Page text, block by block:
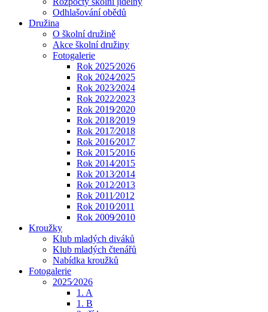
Odhlašování obědů
Družina
O školní družině
Akce školní družiny
Fotogalerie
Rok 2025⁄2026
Rok 2024⁄2025
Rok 2023⁄2024
Rok 2022⁄2023
Rok 2019⁄2020
Rok 2018⁄2019
Rok 2017⁄2018
Rok 2016⁄2017
Rok 2015⁄2016
Rok 2014⁄2015
Rok 2013⁄2014
Rok 2012⁄2013
Rok 2011⁄2012
Rok 2010⁄2011
Rok 2009⁄2010
Kroužky
Klub mladých diváků
Klub mladých čtenářů
Nabídka kroužků
Fotogalerie
2025⁄2026
1. A
1. B